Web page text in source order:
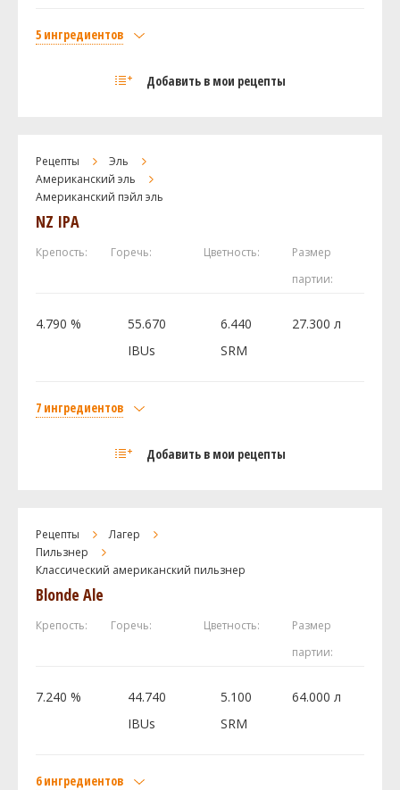
Добавить в мои рецепты
5 ингредиентов
Caramel Wheat Malt
Мотуэка (Motueka)
Варриор (Warrior)
Дрожжи
Fermentis - Safale - American Ale Yeast US-56 1 шт
Рецепты
Эль
Американский эль
Американский пэйл эль
Добавить в мои рецепты
NZ IPA
Крепость: Горечь: Цветность:
Размер
партии:
4.790 %
55.670
IBUs
6.440
SRM
27.300 л
7 ингредиентов
Pale 2-Row US Rahr
Хмель
Мотуэка (Motueka)
Нельсон Совиньон (Nelson Sauvin)
Коламбус (Columbus)
14.18 г
Посмотреть рецепт полностью
Рецепты
Лагер
Пильзнер
Классический американский пильзнер
Blonde Ale
Крепость: Горечь: Цветность:
Размер
партии:
7.240 %
44.740
IBUs
5.100
SRM
64.000 л
6 ингредиентов